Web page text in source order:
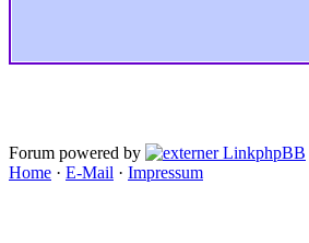
Forum powered by phpBB
Home · E-Mail · Impressum